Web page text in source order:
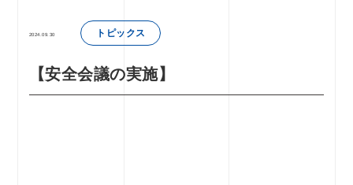
2024.09.30 トピックス
【安全会議の実施】